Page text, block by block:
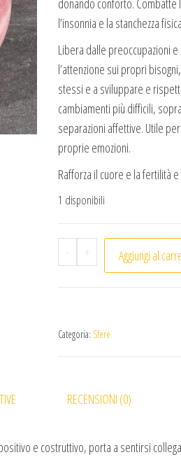
donando conforto.
l’insonnia e la stanchezza
Libera dalle preoccupazioni
l’attenzione sui propri
stessi e a sviluppare e
cambiamenti più difficili,
separazioni affettive. Utile
proprie emozioni.
Rafforza il cuore e la fertilità
1 disponibili
- Sfera Quarzo rosa
+ Aggiungi al
Categoria: Sfere
RECENSIONI (0)
e costruttivo, porta a sentirsi